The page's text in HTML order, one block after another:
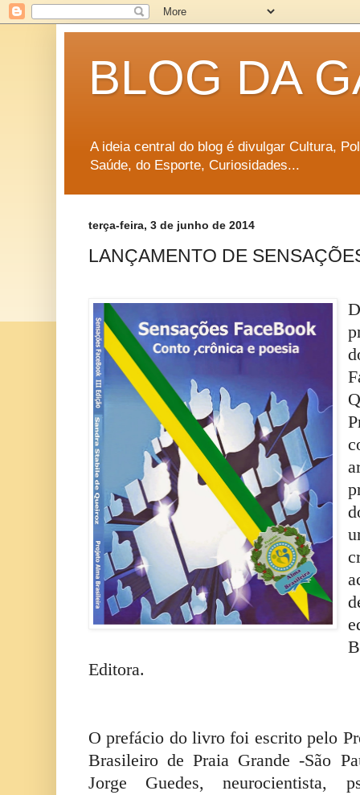
BLOG DA
A ideia central do blog é divulgar Cultura,
Saúde, do Esporte, Curiosidades...
terça-feira, 3 de junho de 2014
LANÇAMENTO DE
Editora.
O prefácio do livro foi escrito pelo
Brasileiro de Praia Grande -São
Jorge Guedes, neurocientista,